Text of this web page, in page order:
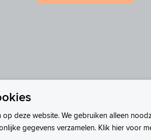
deze website. We gebruiken alleen
gegevens verzamelen. Klik hier voor